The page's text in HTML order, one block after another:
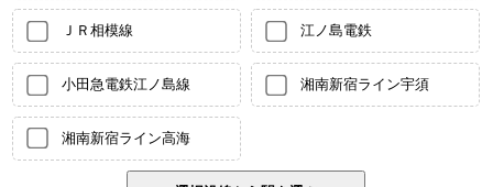
ＪＲ相模線 江ノ島電鉄
小田急電鉄江ノ島線 湘南新宿ライン宇須
湘南新宿ライン高海